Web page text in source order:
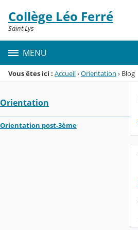
Menu de la rubrique
Contenu
Collège Léo Ferré
Saint Lys
MENU
Vous êtes ici : Accueil›Orientation › Blog
Orientation
Orientation post-3ème